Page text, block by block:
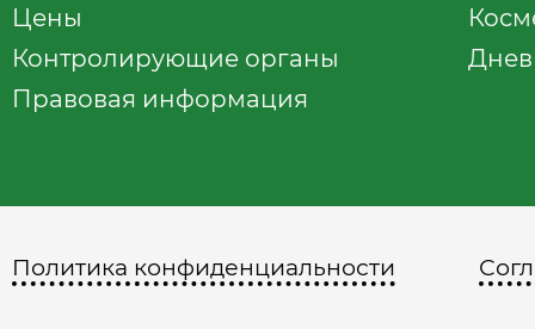
Цены
Контролирующие органы
Правовая информация
Политика конфиденциальности